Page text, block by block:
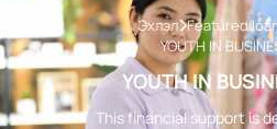
Эхлэл Featured
YOUTH IN
YOUTH IN
This financial support is